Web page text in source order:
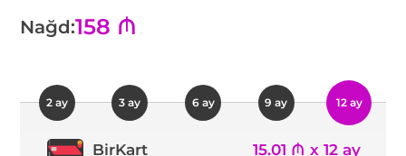
Nağd:158 ₼
2 ay 3 ay 6 ay 9 ay 12 ay
BirKart 15.01 ₼ x 12 ay